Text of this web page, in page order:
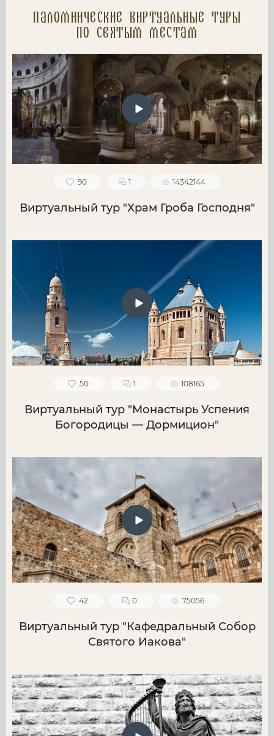
Паломнические Виртуальные туры
по святым местам
90 1 14342144
Виртуальный тур "Храм Гроба Господня"
50 1 108165
Виртуальный тур "Монастырь Успения
Богородицы — Дормицион"
42 0 75056
Виртуальный тур "Кафедральный Собор
Святого Иакова"